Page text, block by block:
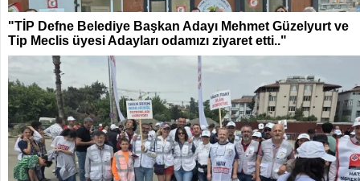
"TİP Defne Belediye Başkan Adayı Mehmet Güzelyurt ve
Tip Meclis üyesi Adayları odamızı ziyaret etti.."